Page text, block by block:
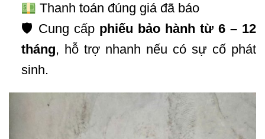
Thanh toán đúng giá đã báo
🛡 Cung cấp phiếu bảo hành từ 6 – 12
tháng, hỗ trợ nhanh nếu có sự cố phát
sinh.